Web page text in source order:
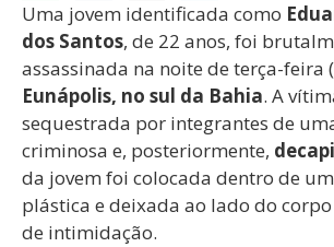
Uma jovem identificada como
dos Santos, de 22 anos, foi
assassinada na noite de terça-feira
Eunápolis, no sul da Bahia. A
sequestrada por integrantes de
criminosa e, posteriormente,
da jovem foi colocada dentro de
plástica e deixada ao lado do
de intimidação.